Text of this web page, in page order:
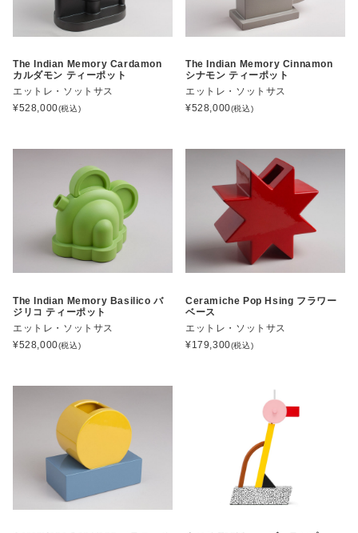
The Indian Memory Cardamon
カルダモン ティーポット
エットレ・ソットサス
¥528,000(税込)
The Indian Memory Cinnamon
シナモン ティーポット
エットレ・ソットサス
¥528,000(税込)
The Indian Memory Basilico バ
ジリコ ティーポット
エットレ・ソットサス
¥528,000(税込)
Ceramiche Pop Hsing フラワー
ベース
エットレ・ソットサス
¥179,300(税込)